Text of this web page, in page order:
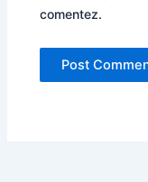
comentez.